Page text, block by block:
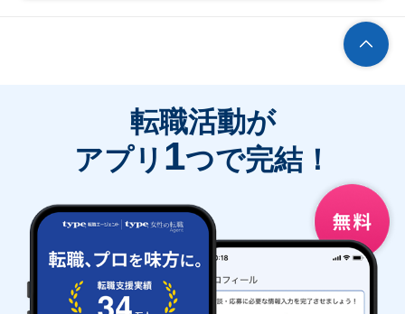
転職活動が
アプリ 1つで完結！